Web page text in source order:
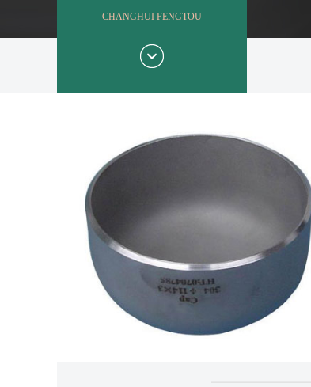
CHANGHUI FENGTOU